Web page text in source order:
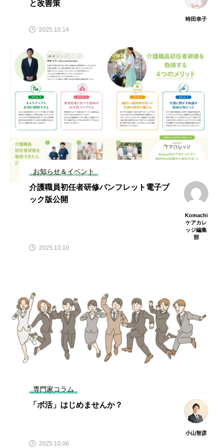
と改善策
時田幸子
2025.10.14
お知らせ＆イベント
介護職員初任者研修パンフレット電子ブ
ック版公開
Komachi
ケアカレ
ッジ編集
部
2025.10.10
専門家コラム
「ポ活」はじめませんか？
小山智彦
2025.10.06